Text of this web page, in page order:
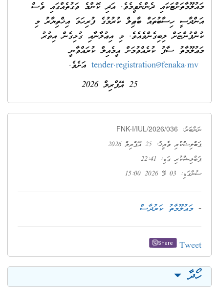
މައުލޫމާތަށްޓަކައި ދެންނެވީމެވެ. އަދި ކޮންމެ ވަގުތެއްގައި ވެސް
އަންދާސީ ހިސާބުތައް ބާޠިލް ކުރުމުގެ ފުރިހަމަ އިޚްތިޔާރު މި
ކުންފުންޏަށް ލިބިގެންވެއެވެ. މި އިޢުލާނާއި ގުޅިގެން އިތުރު
މަޢުލޫމާތު ސާފު ކުރެއްވުމަށް އީމެއިލް ކުރައްވާނީ
tender.registration@fenaka.mv އަށެވެ.
25 އޭޕްރިލް 2026
ނަންބަރު: FNK-I/IUL/2026/036
ޕަބްލިޝްކުރި ތާރީޚު: 25 އޭޕްރިލް 2026
ޕަބްލިޝްކުރި ގަޑި: 22:41
ސުންގަޑި: 03 މޭ 2026 15:00
-މަޢުލޫމާތު ކަރުދާސް
Tweet
Share
ހޯދާ